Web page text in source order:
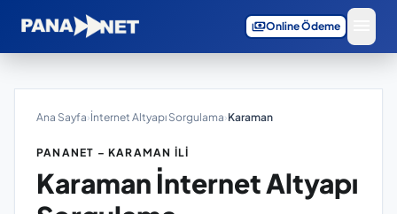
paymentsOnline Ödeme
Ana Sayfa›İnternet Altyapı Sorgulama›Karaman
PANANET – KARAMAN İLI
Karaman İnternet Altyapı